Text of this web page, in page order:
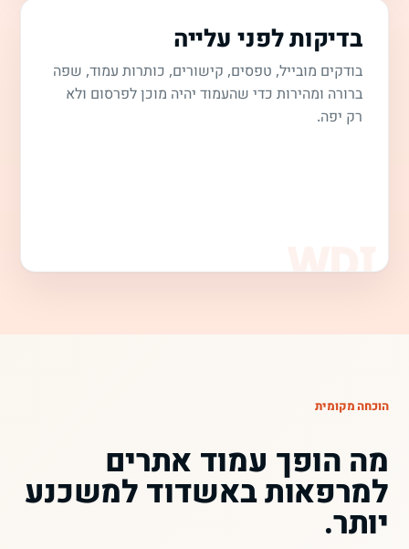
בדיקות לפני עלייה
בודקים מובייל, טפסים, קישורים, כותרות עמוד, שפה
ברורה ומהירות כדי שהעמוד יהיה מוכן לפרסום ולא
רק יפה.
הוכחה מקומית
מה הופך עמוד אתרים
למרפאות באשדוד למשכנע
יותר.